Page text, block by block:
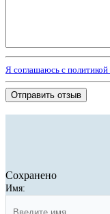
Я соглашаюсь с
Отправить отзыв
Сохранено
Имя: